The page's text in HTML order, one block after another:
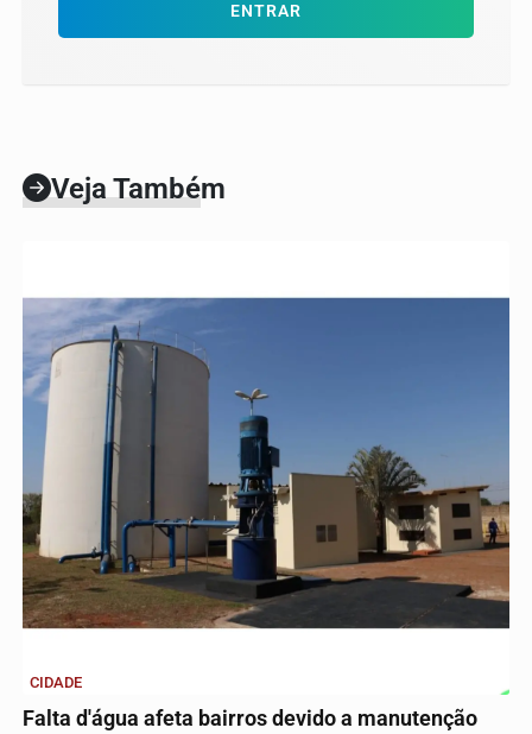
ENTRAR
Veja Também
CIDADE
Falta d'água afeta bairros devido a manutenção